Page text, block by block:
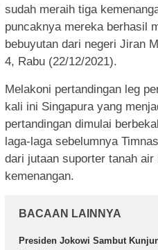
sudah meraih tiga
puncaknya mereka berhasil
bebuyutan dari negeri Jiran
4, Rabu (22/12/2021).
Melakoni pertandingan leg
kali ini Singapura yang
pertandingan dimulai
laga-laga sebelumnya
dari jutaan suporter tanah
kemenangan.
BACAAN LAINNYA
Presiden Jokowi Sambut